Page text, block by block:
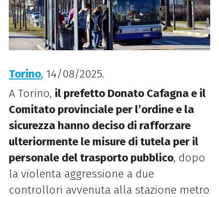
Torino, 14/08/2025.
A Torino, il prefetto Donato Cafagna e il
Comitato provinciale per l’ordine e la
sicurezza hanno deciso di rafforzare
ulteriormente le misure di tutela per il
personale del trasporto pubblico, dopo
la violenta aggressione a due
controllori avvenuta alla stazione metro